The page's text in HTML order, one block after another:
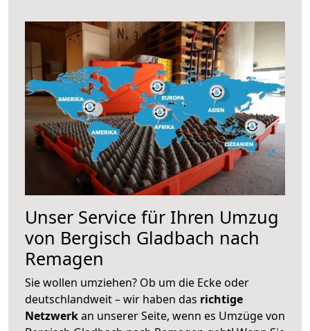
Unser Service für Ihren Umzug
von Bergisch Gladbach nach
Remagen
Sie wollen umziehen? Ob um die Ecke oder
deutschlandweit – wir haben das richtige
Netzwerkan unserer Seite, wenn es Umzüge von